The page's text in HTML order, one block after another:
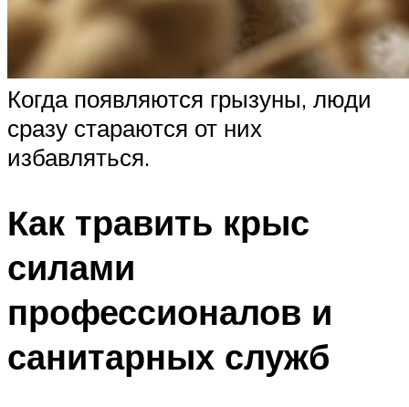
Когда появляются грызуны, люди
сразу стараются от них
избавляться.
Как травить крыс
силами
профессионалов и
санитарных служб